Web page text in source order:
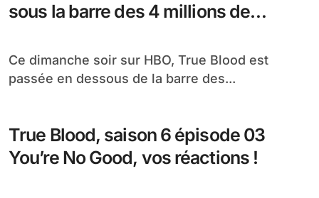
sous la barre des 4 millions de
Ce dimanche soir sur HBO, True Blood est
passée en dessous de la barre des...
True Blood, saison 6 épisode 03
You’re No Good, vos réactions !